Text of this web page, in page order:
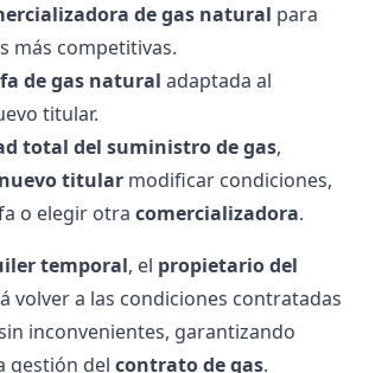
de gas natural para
más competitivas.
de gas natural adaptada al
titular.
total del suministro de gas,
nuevo titular modificar condiciones,
o elegir otra comercializadora.
temporal, el propietario del
volver a las condiciones contratadas
inconvenientes, garantizando
gestión del contrato de gas.